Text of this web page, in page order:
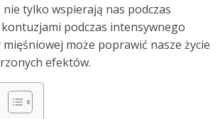
tylko wspierają nas podczas
podczas intensywnego
może poprawić nasze życie
efektów.